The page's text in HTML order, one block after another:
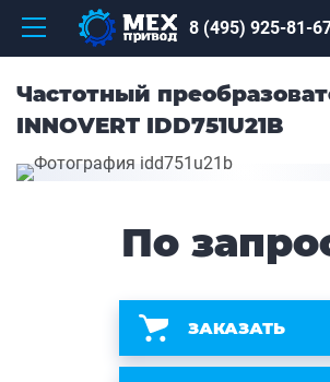
8 (495) 925-81-
Частотный
INNOVERT IDD751U21B
По
ЗАКАЗАТЬ